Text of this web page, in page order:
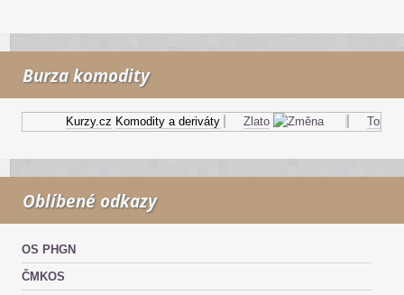
Burza komodity
Kurzy.cz Komodity a deriváty Zlato Topný
Oblíbené odkazy
OS PHGN
ČMKOS